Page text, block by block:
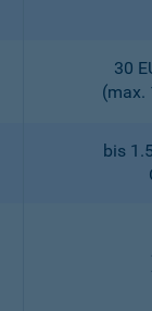
30
(max.
bis